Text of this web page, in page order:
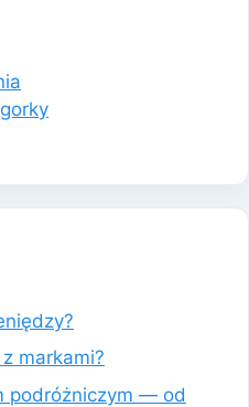
markami?
podróżniczym — od